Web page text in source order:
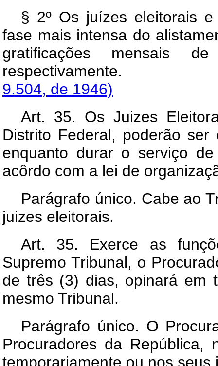
§ 2º Os juízes eleitorais
fase mais intensa do
gratificações mensais
9.504, de 1946)
Art. 35. Os Juizes
Distrito Federal, poderão ser
enquanto durar o serviço
acôrdo com a lei de
Parágrafo único. Cabe ao
juizes eleitorais.
Art. 35. Exerce as
Supremo Tribunal, o
de três (3) dias, opinará em
mesmo Tribunal.
Parágrafo único. O
Procuradores da República,
temporariamente ou nos